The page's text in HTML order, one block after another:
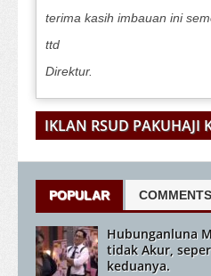
terima kasih imbauan ini
ttd
Direktur.
IKLAN RSUD PAKUHAJI
POPULAR COMMENTS
Hubunganluna
tidak Akur,
keduanya.